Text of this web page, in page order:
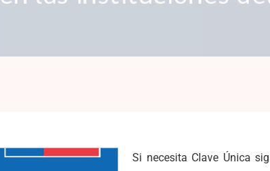
Si necesita Clave Única